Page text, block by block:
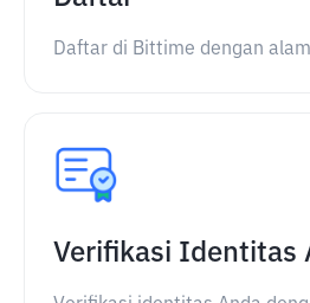
Daftar di Bittime dengan
Verifikasi Identitas